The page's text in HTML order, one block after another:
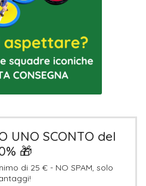
UNO SCONTO del
🎁
di 25 € - NO SPAM, solo